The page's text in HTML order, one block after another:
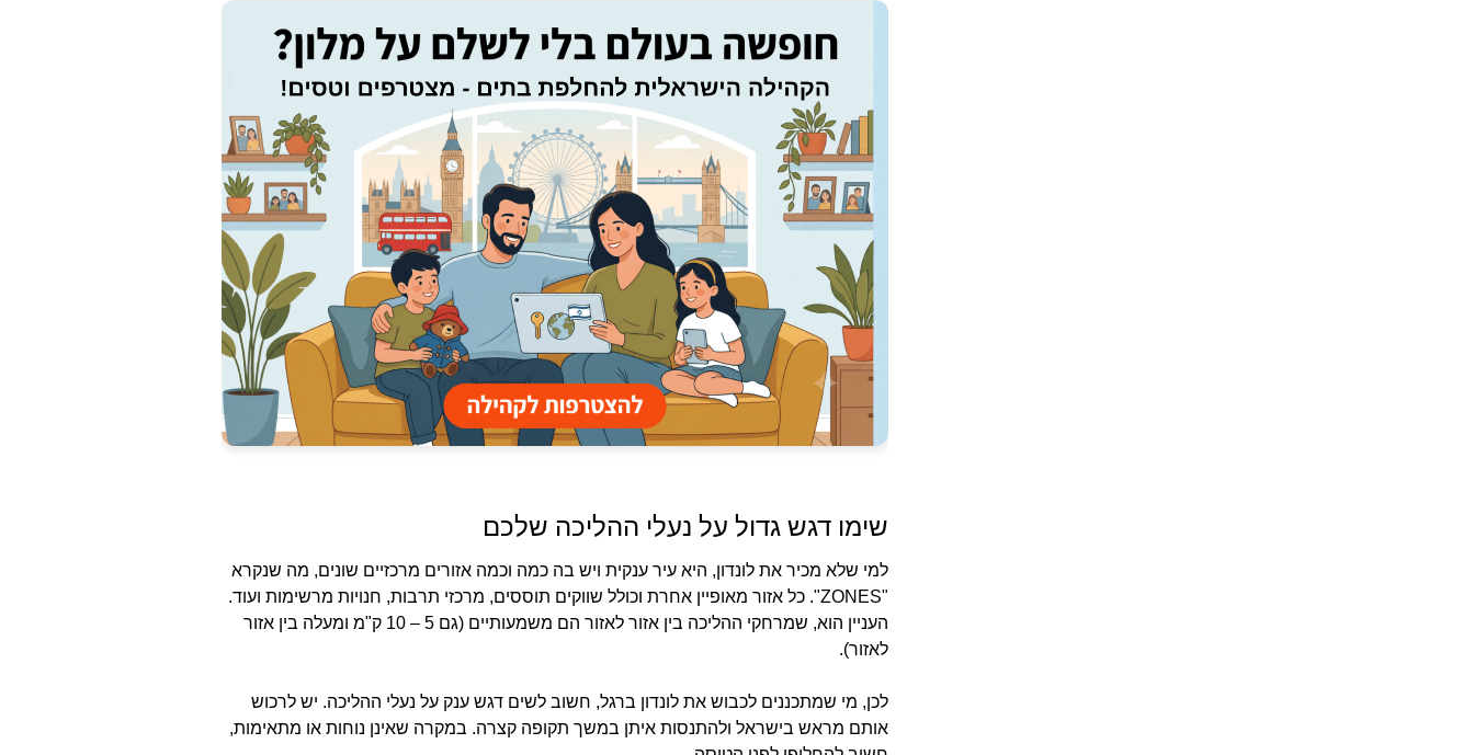
שימו דגש גדול על נעלי ההליכה שלכם
למי שלא מכיר את לונדון, היא עיר ענקית ויש בה כמה וכמה אזורים מרכזיים שונים, מה שנקרא
"ZONES". כל אזור מאופיין אחרת וכולל שווקים תוססים, מרכזי תרבות, חנויות מרשימות ועוד.
העניין הוא, שמרחקי ההליכה בין אזור לאזור הם משמעותיים (גם 5 – 10 ק"מ ומעלה בין אזור
לאזור).
לכן, מי שמתכננים לכבוש את לונדון ברגל, חשוב לשים דגש ענק על נעלי ההליכה. יש לרכוש
אותם מראש בישראל ולהתנסות איתן במשך תקופה קצרה. במקרה שאינן נוחות או מתאימות,